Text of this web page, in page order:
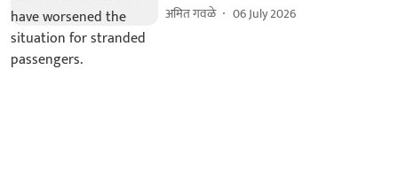
अमित गवळे 06 July 2026